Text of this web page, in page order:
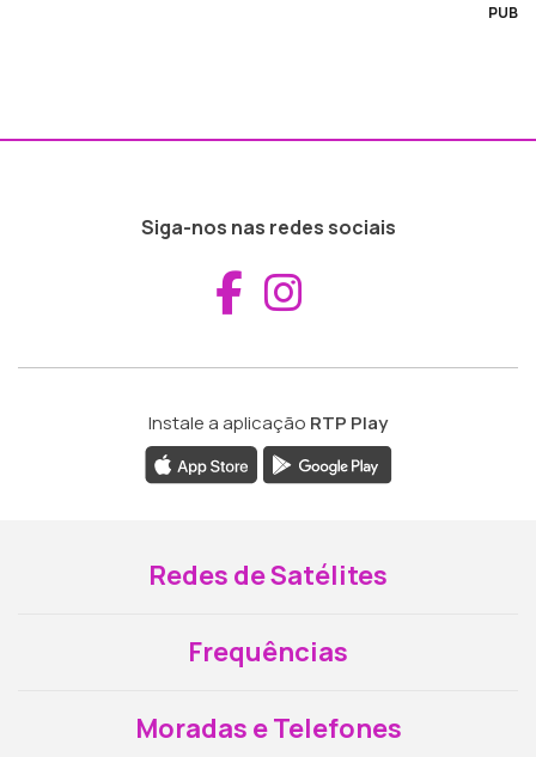
PUB
Siga-nos nas redes sociais
Aceder ao
Instale a aplicação RTP Play
Redes de Satélites
Frequências
Moradas e Telefones